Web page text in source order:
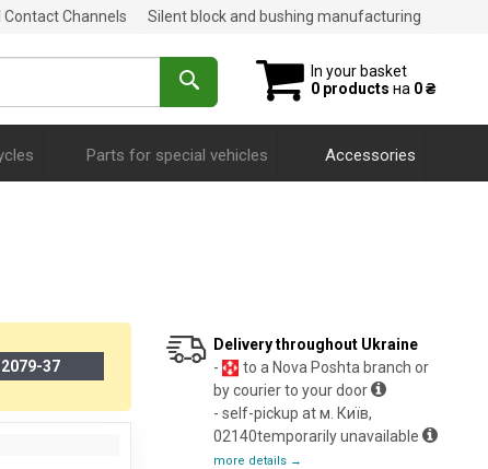
Contact Channels Silent block and bushing manufacturing
In your basket
0 products на 0 ₴
Parts for special vehicles Accessories
37
Delivery throughout Ukraine
-
to a Nova Poshta branch or
by courier to your door
- self-pickup at м. Київ,
02140temporarily unavailable
more details →